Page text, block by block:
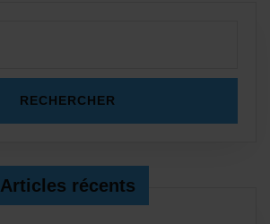
Articles récents